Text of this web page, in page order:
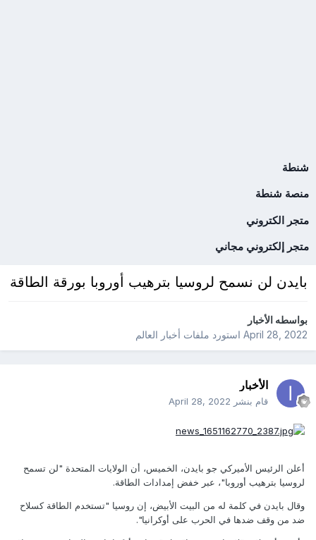
شنطة
منصة شنطة
متجر الكتروني
متجر إلكتروني مجاني
بايدن لن نسمح لروسيا بترهيب أوروبا بورقة الطاقة
بواسطهالأخبار
April 28, 2022استورد ملفات أخبار العالم
الأخبار
قام بنشر April 28, 2022
أعلن الرئيس الأميركي جو بايدن، الخميس، أن الولايات المتحدة "لن تسمح
لروسيا بترهيب أوروبا"، عبر خفض إمدادات الطاقة.
وقال بايدن في كلمة له من البيت الأبيض، إن روسيا "تستخدم الطاقة كسلاح
ضد من وقف ضدها في الحرب على أوكرانيا".